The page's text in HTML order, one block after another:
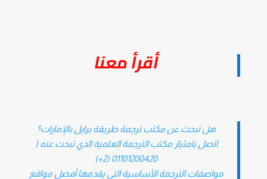
أقرأ معنا
هل تبحث عن مكتب ترجمة طريقة برايل بالإمارات؟
اتصل بامتياز مكتب الترجمة العلمية الذي تبحث عنه (
01101200420 (2+)
مواصفات الترجمة الأساسية التي يقدمها أفضل مواقع